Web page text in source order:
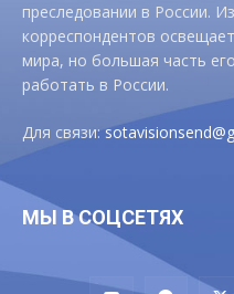
преследовании в России.
корреспондентов
мира, но большая часть
работать в России.
Для связи:
МЫ В СОЦСЕТЯХ